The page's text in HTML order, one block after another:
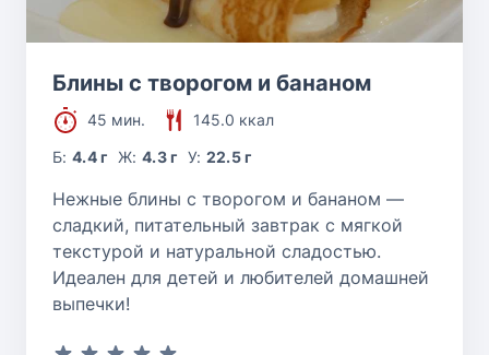
Блины с творогом и бананом
45 мин.
145.0 ккал
Б:4.4 г Ж: 4.3 г У: 22.5 г
Нежные блины с творогом и бананом —
сладкий, питательный завтрак с мягкой
текстурой и натуральной сладостью.
Идеален для детей и любителей домашней
выпечки!